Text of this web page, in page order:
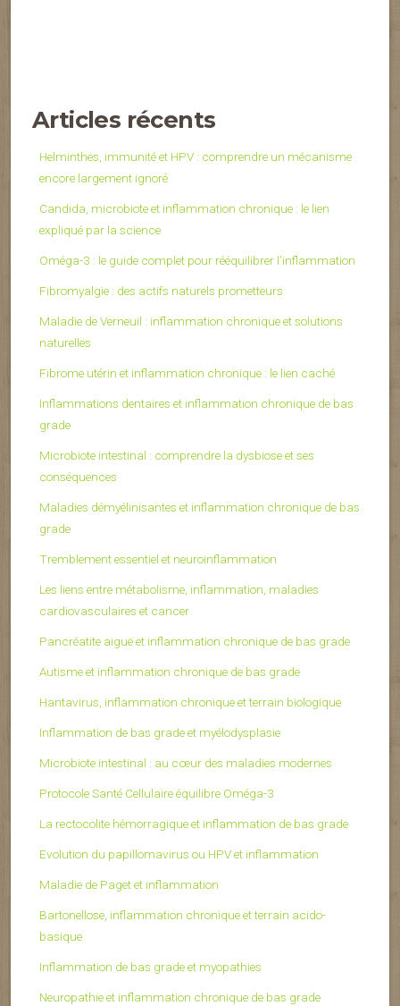
Articles récents
Helminthes, immunité et HPV : comprendre un mécanisme
encore largement ignoré
Candida, microbiote et inflammation chronique : le lien
expliqué par la science
Oméga-3 : le guide complet pour rééquilibrer l’inflammation
Fibromyalgie : des actifs naturels prometteurs
Maladie de Verneuil : inflammation chronique et solutions
naturelles
Fibrome utérin et inflammation chronique : le lien caché
Inflammations dentaires et inflammation chronique de bas
grade
Microbiote intestinal : comprendre la dysbiose et ses
conséquences
Maladies démyélinisantes et inflammation chronique de bas
grade
Tremblement essentiel et neuroinflammation
Les liens entre métabolisme, inflammation, maladies
cardiovasculaires et cancer
Pancréatite aiguë et inflammation chronique de bas grade
Autisme et inflammation chronique de bas grade
Hantavirus, inflammation chronique et terrain biologique
Inflammation de bas grade et myélodysplasie
Microbiote intestinal : au cœur des maladies modernes
Protocole Santé Cellulaire équilibre Oméga-3
La rectocolite hémorragique et inflammation de bas grade
Evolution du papillomavirus ou HPV et inflammation
Maladie de Paget et inflammation
Bartonellose, inflammation chronique et terrain acido-
basique
Inflammation de bas grade et myopathies
Neuropathie et inflammation chronique de bas grade